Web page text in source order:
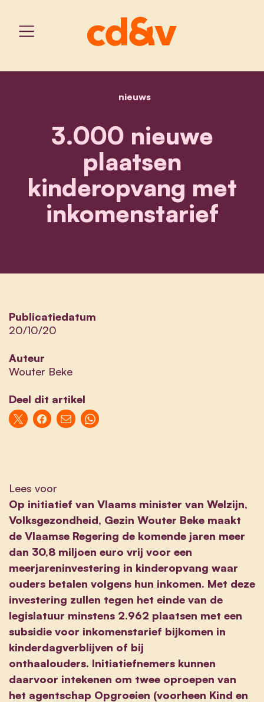
home
nieuws3.000 nieuwe plaatsen
3.000 nieuwe
plaatsen
kinderopvang met
inkomenstarief
Publicatiedatum
20/10/20
Auteur
Wouter Beke
Deel dit artikel
Lees voor
Op initiatief van Vlaams minister van Welzijn,
Volksgezondheid, Gezin Wouter Beke maakt
de Vlaamse Regering de komende jaren meer
dan 30,8 miljoen euro vrij voor een
meerjareninvestering in kinderopvang waar
ouders betalen volgens hun inkomen. Met deze
investering zullen tegen het einde van de
legislatuur minstens 2.962 plaatsen met een
subsidie voor inkomenstarief bijkomen in
kinderdagverblijven of bij
onthaalouders. Initiatiefnemers kunnen
daarvoor intekenen om twee oproepen van
het agentschap Opgroeien (voorheen Kind en